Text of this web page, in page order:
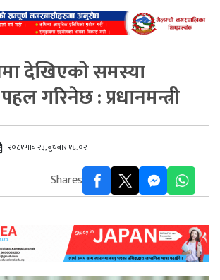
देखिएको समस्या
गरिनेछ : प्रधानमन्त्री
२०८१ माघ २३, बुधबार १६:०२
Shares